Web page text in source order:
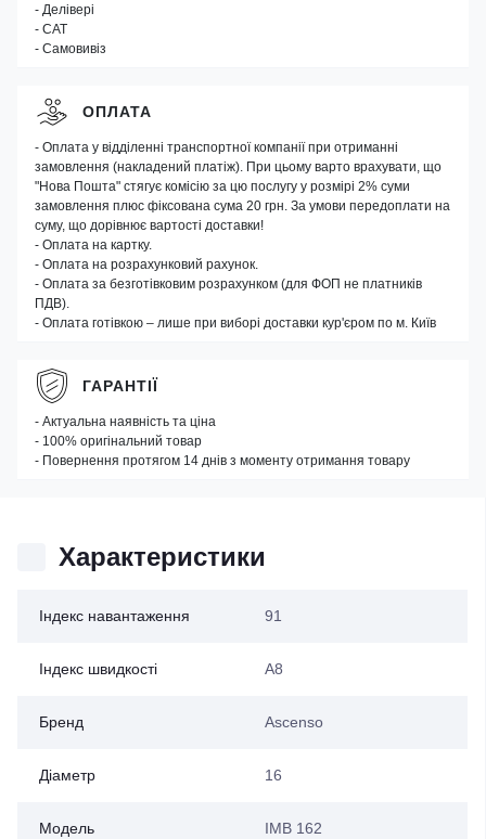
Характеристики
Індекс навантаження 91
Індекс швидкості A8
Бренд Ascenso
Діаметр 16
Модель IMB 162
- Делівері
- САТ
- Самовивіз
ОПЛАТА
- Оплата у відділенні транспортної компанії при отриманні
замовлення (накладений платіж). При цьому варто врахувати, що
"Нова Пошта" стягує комісію за цю послугу у розмірі 2% суми
замовлення плюс фіксована сума 20 грн. За умови передоплати на
суму, що дорівнює вартості доставки!
- Оплата на картку.
- Оплата на розрахунковий рахунок.
- Оплата за безготівковим розрахунком (для ФОП не платників
ПДВ).
- Оплата готівкою – лише при виборі доставки кур'єром по м. Київ
ГАРАНТІЇ
- Актуальна наявність та ціна
- 100% оригінальний товар
- Повернення протягом 14 днів з моменту отримання товару